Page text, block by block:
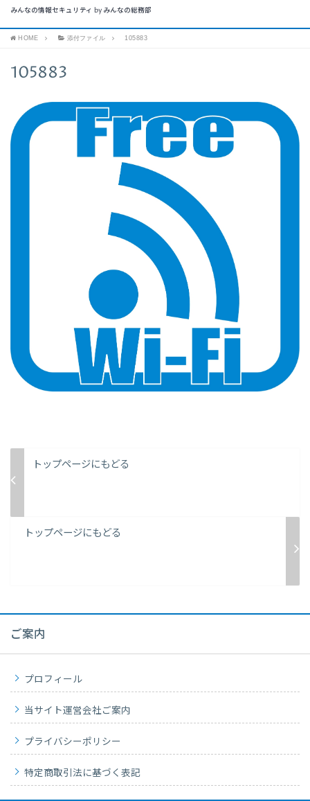
みんなの情報セキュリティ by みんなの総務部
HOME 添付ファイル 105883
105883
トップページにもどる
トップページにもどる
ご案内
プロフィール
当サイト運営会社ご案内
プライバシーポリシー
特定商取引法に基づく表記